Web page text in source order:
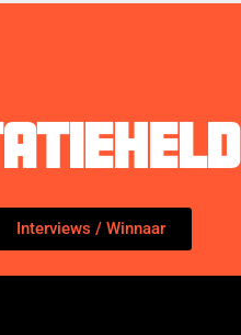
Interviews / Winnaar